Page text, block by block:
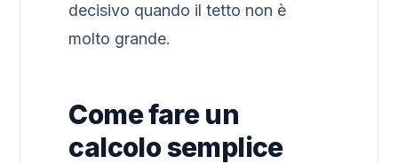
decisivo quando il tetto non è
molto grande.
Come fare un
calcolo semplice